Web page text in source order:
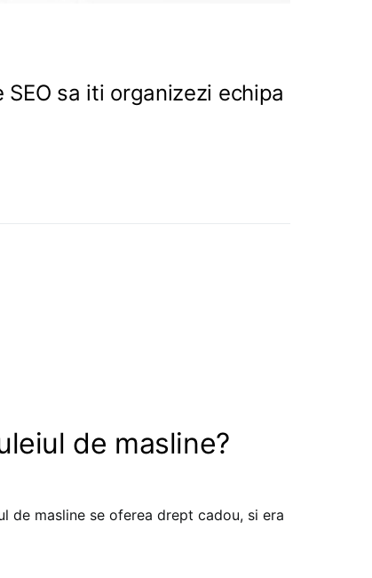
sa iti organizezi echipa
de masline?
de masline se oferea drept cadou, si era